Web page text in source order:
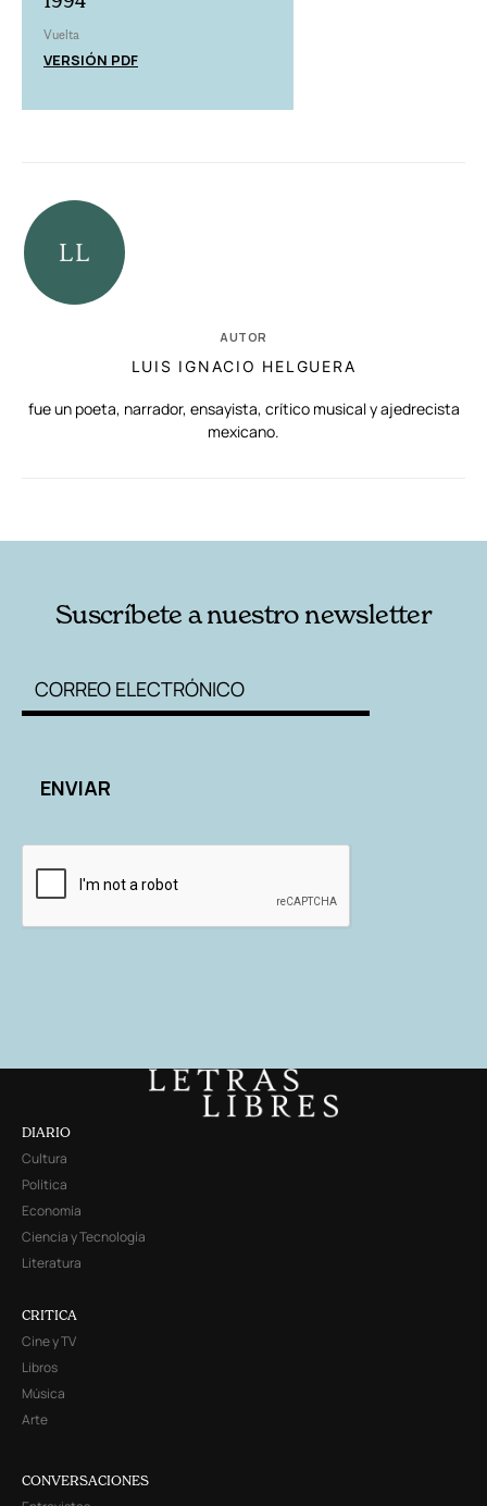
Vuelta
VERSIÓN PDF
AUTOR
LUIS IGNACIO HELGUERA
fue un poeta, narrador, ensayista, crítico musical y ajedrecista
mexicano.
Suscríbete a nuestro newsletter
DIARIO
Cultura
Política
Economía
Ciencia y Tecnología
Literatura
CRITICA
Cine y TV
Libros
Música
Arte
CONVERSACIONES